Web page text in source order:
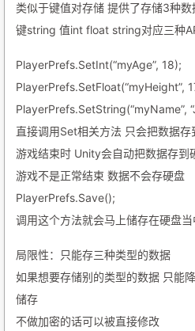
类似于键值对存储 提供了存储3种
键string 值int float string对应三种
PlayerPrefs.SetInt(“myAge”, 18);
PlayerPrefs.SetFloat(“myHeight”,
PlayerPrefs.SetString(“myName”,
直接调用Set相关方法 只会把数据存
游戏结束时 Unity会自动把数据存到
游戏不是正常结束 数据不会存硬盘
PlayerPrefs.Save();
调用这个方法就会马上储存在硬盘当
局限性：只能存三种类型的数据
如果想要存储别的类型的数据 只能
储存
不做加密的话可以被直接修改